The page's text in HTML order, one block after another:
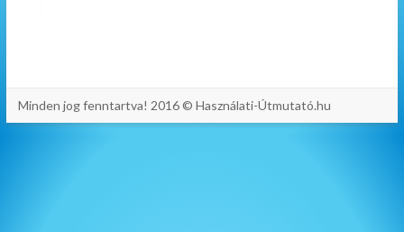
Minden jog fenntartva! 2016 © Használati-Útmutató.hu